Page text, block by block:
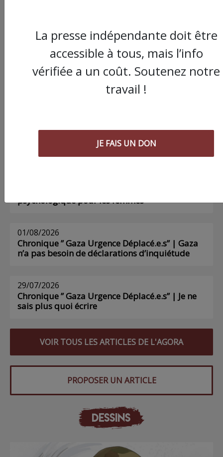
Commander le dernier numéro papier du
Poing !
AGORA
psychologique pour les femmes
01/08/2026
Chronique ” Gaza Urgence Déplacé.e.s” | Gaza
n’a pas besoin de déclarations d’inquiétude
29/07/2026
Chronique ” Gaza Urgence Déplacé.e.s” | Je ne
sais plus quoi écrire
VOIR TOUS LES ARTICLES DE L'AGORA
PROPOSER UN ARTICLE
DESSINS
La presse indépendante doit être
accessible à tous, mais l’info
vérifiée a un coût. Soutenez notre
travail !
JE FAIS UN DON